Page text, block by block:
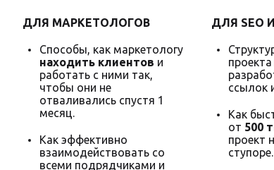
ДЛЯ МАРКЕТОЛОГОВ
Способы, как маркетологу
находить клиентов и
работать с ними так,
чтобы они не
отваливались спустя 1
месяц.
Как эффективно
взаимодействовать со
всеми подрядчиками и
ДЛЯ SEO
ссылок
Как
от 500
проект
ступоре.